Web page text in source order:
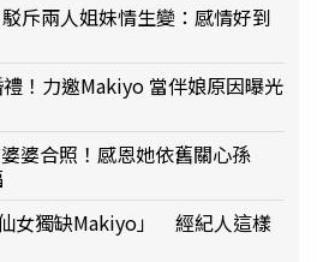
斥兩人姐妹情生變：感情好到
！力邀Makiyo 當伴娘原因曝光
婆合照！感恩她依舊關心孫
女獨缺Makiyo」 經紀人這樣